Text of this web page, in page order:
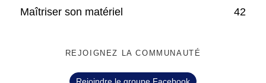
Maîtriser son matériel
42
REJOIGNEZ LA COMMUNAUTÉ